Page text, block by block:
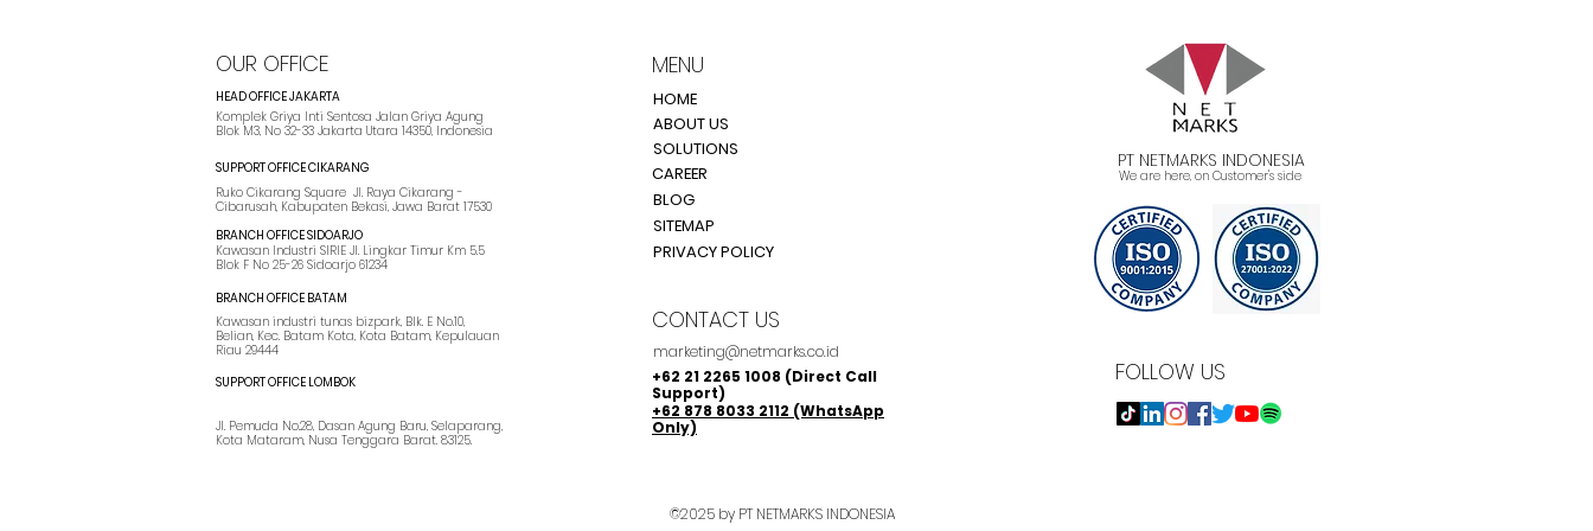
Tantangannya
Contoh Penerapannya
OUR OFFICE
HEAD OFFICE JAKARTA
Komplek Griya Inti Sentosa Jalan Griya Agung
Blok M3, No 32-33 Jakarta Utara 14350, Indonesia
SUPPORT OFFICE CIKARANG
Ruko Cikarang Square Jl. Raya Cikarang -
Cibarusah, Kabupaten Bekasi, Jawa Barat 17530
BRANCH OFFICE SIDOARJO
Kawasan Industri SIRIE Jl. Lingkar Timur Km 5.5
Blok F No 25-26 Sidoarjo 61234
BRANCH OFFICE BATAM
Kawasan industri tunas bizpark, Blk. E No.10,
Belian, Kec. Batam Kota, Kota Batam, Kepulauan
Riau 29444
SUPPORT OFFICE LOMBOK
Jl. Pemuda No.28, Dasan Agung Baru, Selaparang,
Kota Mataram, Nusa Tenggara Barat. 83125.
MENU
HOME
ABOUT US
SOLUTIONS
CAREER
BLOG
SITEMAP
PRIVACY POLICY
CONTACT US
marketing@netmarks.co.id
+62 21 2265 1008 (Direct Call
Support)
+62 878 8033 2112 (WhatsApp
Only)
PT NETMARKS INDONESIA
We are here, on Customer's side
FOLLOW US
©2025 by PT NETMARKS INDONESIA